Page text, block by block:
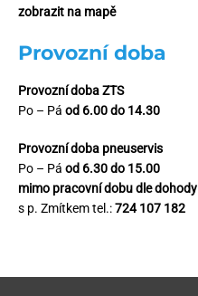
zobrazit na mapě
Provozní doba
Provozní doba ZTS
Po – Pá od 6.00 do 14.30
Provozní doba pneuservis
Po – Pá od 6.30 do 15.00
mimo pracovní dobu dle dohody
s p. Zmítkem tel.:724 107 182